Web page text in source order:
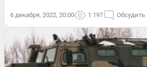
6 декабря, 2022, 20:00 1 197 Обсудить